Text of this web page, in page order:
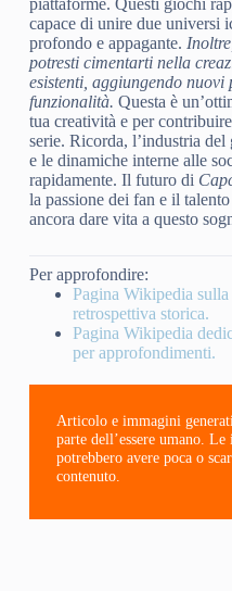
piattaforme. Questi giochi
capace di unire due universi
profondo e appagante.
potresti cimentarti nella
esistenti, aggiungendo nuovi
funzionalità. Questa è
tua creatività e per
serie. Ricorda, l’industria
e le dinamiche interne alle
rapidamente. Il futuro di
la passione dei fan e il
ancora dare vita a questo
Per approfondire:
Pagina Wikipedia
retrospettiva storica.
Pagina Wikipedia
per approfondimenti.
Articolo e immagini
parte dell’essere umano.
potrebbero avere poca o
contenuto.